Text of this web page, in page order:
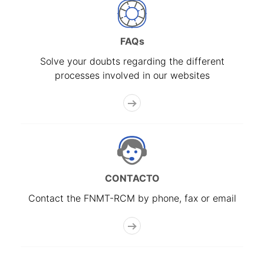
FAQs
Solve your doubts regarding the different
processes involved in our websites
CONTACTO
Contact the FNMT-RCM by phone, fax or email